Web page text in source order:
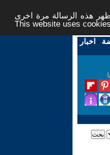
هذه الرسالة مرة اخرى -
This website uses
- اخبار